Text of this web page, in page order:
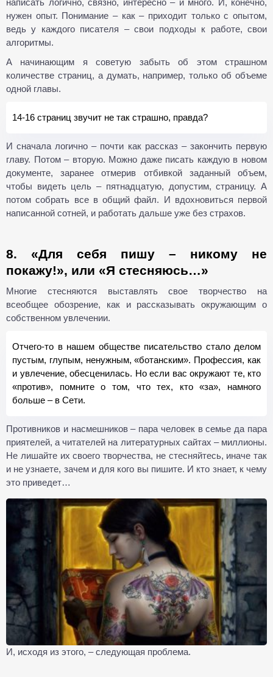
написать логично, связно, интересно – и много. И, конечно,
нужен опыт. Понимание – как – приходит только с опытом,
ведь у каждого писателя – свои подходы к работе, свои
алгоритмы.
А начинающим я советую забыть об этом страшном
количестве страниц, а думать, например, только об объеме
одной главы.
14-16 страниц звучит не так страшно, правда?
И сначала логично – почти как рассказ – закончить первую
главу. Потом – вторую. Можно даже писать каждую в новом
документе, заранее отмерив отбивкой заданный объем,
чтобы видеть цель – пятнадцатую, допустим, страницу. А
потом собрать все в общий файл. И вдохновиться первой
написанной сотней, и работать дальше уже без страхов.
8. «Для себя пишу – никому не
покажу!», или «Я стесняюсь…»
Многие стесняются выставлять свое творчество на
всеобщее обозрение, как и рассказывать окружающим о
собственном увлечении.
Отчего-то в нашем обществе писательство стало делом
пустым, глупым, ненужным, «ботанским». Профессия, как
и увлечение, обесценилась. Но если вас окружают те, кто
«против», помните о том, что тех, кто «за», намного
больше – в Сети.
Противников и насмешников – пара человек в семье да пара
приятелей, а читателей на литературных сайтах – миллионы.
Не лишайте их своего творчества, не стесняйтесь, иначе так
и не узнаете, зачем и для кого вы пишите. И кто знает, к чему
это приведет…
И, исходя из этого, – следующая проблема.